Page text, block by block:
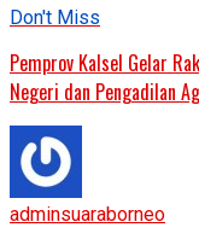
Don't Miss
Pemprov Kalsel Gelar
Negeri dan Pengadilan
adminsuaraborneo